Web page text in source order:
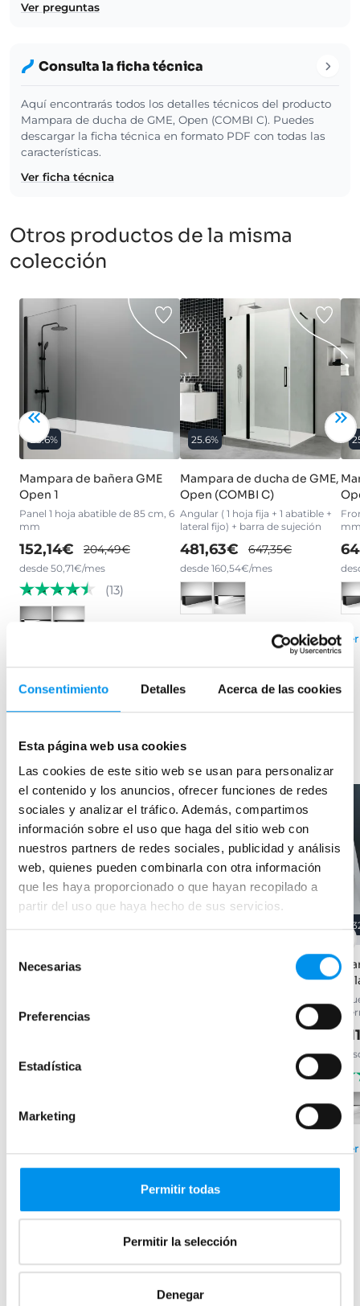
Consentimiento Detalles Acerca de las cookies
Esta página web usa cookies
Las cookies de este sitio web se usan para personalizar
el contenido y los anuncios, ofrecer funciones de redes
sociales y analizar el tráfico. Además, compartimos
información sobre el uso que haga del sitio web con
nuestros partners de redes sociales, publicidad y análisis
web, quienes pueden combinarla con otra información
que les haya proporcionado o que hayan recopilado a
partir del uso que haya hecho de sus servicios.
Necesarias
Preferencias
Estadística
Marketing
Permitir todas
Permitir la selección
Denegar
Ver preguntas
Consulta la ficha técnica
Aquí encontrarás todos los detalles técnicos del producto
Mampara de ducha de GME, Open (COMBI C). Puedes
descargar la ficha técnica en formato PDF con todas las
características.
Ver ficha técnica
Otros productos de la misma
colección
25.6%
Mampara de bañera GME
Open 1
Panel 1 hoja abatible de 85 cm, 6
mm
152,14€ 204,49€
desde 50,71€/mes
(13)
›
25.6%
Mampara de ducha de GME,
Open (COMBI C)
Angular ( 1 hoja fija + 1 abatible +
lateral fijo) + barra de sujeción
481,63€ 647,35€
desde 160,54€/mes
Productos relacionados
-31%OFERTA
Mampara de ducha Vega
217,91€ 315,81€
+ 2 COLORES DISPONIBLES
›
-28%OFERTA
Mampara de ducha a
Mamparas de bañera
Bañeras en esquina